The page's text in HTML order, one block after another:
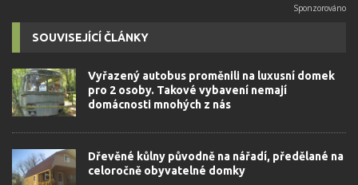
SOUVISEJÍCÍ ČLÁNKY
Vyřazený autobus proměnili na luxusní domek
pro 2 osoby. Takové vybavení nemají
domácnosti mnohých z nás
Dřevěné kůlny původně na nářadí, předělané na
celoročně obyvatelné domky